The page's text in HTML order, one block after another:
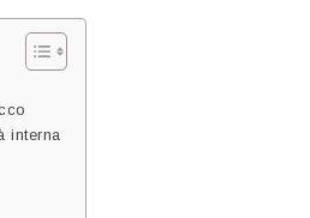
interna